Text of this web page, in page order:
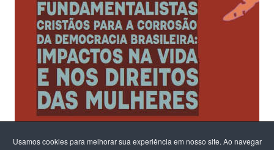
Usamos cookies para melhorar sua experiência em nosso site. Ao navegar